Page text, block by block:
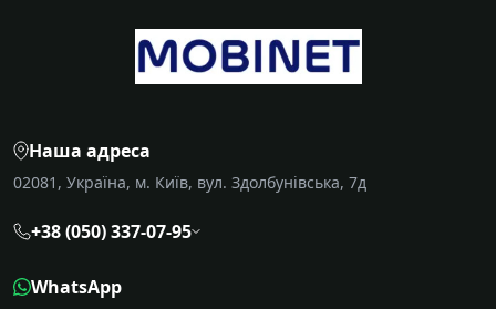
Наша адреса
02081, Україна, м. Київ, вул. Здолбунівська, 7д
+38 (050) 337-07-95
WhatsApp